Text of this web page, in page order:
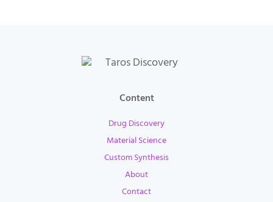
Content
Drug Discovery
Material Science
Custom Synthesis
About
Contact